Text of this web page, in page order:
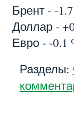
Брент - -
Доллар -
Евро - -0.1
Разделы: